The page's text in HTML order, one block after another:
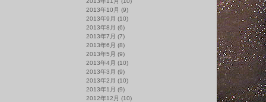
2013年10月 (9)
2013年9月 (10)
2013年8月 (6)
2013年7月 (7)
2013年6月 (8)
2013年5月 (9)
2013年4月 (10)
2013年3月 (9)
2013年2月 (10)
2013年1月 (9)
2012年12月 (10)